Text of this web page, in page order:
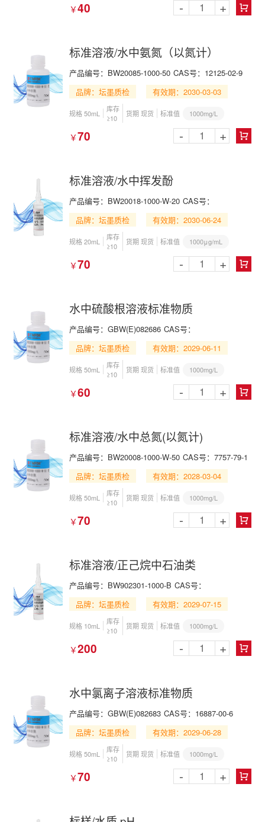
￥40 
- +
标准溶液/水中氨氮（以氮计）
产品编号：BW20085-1000-50 CAS号：12125-02-9
品牌：坛墨质检
有效期：2030-03-03
规格 50mL
库存
≥10
货期 现货 标准值 1000mg/L
￥70 
- +
标准溶液/水中挥发酚
产品编号：BW20018-1000-W-20 CAS号：
品牌：坛墨质检
有效期：2030-06-24
规格 20mL
库存
≥10
货期 现货 标准值 1000μg/mL
￥70 
- +
水中硫酸根溶液标准物质
产品编号：GBW(E)082686 CAS号：
品牌：坛墨质检
有效期：2029-06-11
规格 50mL
库存
≥10
货期 现货 标准值 1000mg/L
￥60 
- +
标准溶液/水中总氮(以氮计)
产品编号：BW20008-1000-W-50 CAS号：7757-79-1
品牌：坛墨质检
有效期：2028-03-04
规格 50mL
库存
≥10
货期 现货 标准值 1000mg/L
￥70 
- +
标准溶液/正己烷中石油类
产品编号：BW902301-1000-B CAS号：
品牌：坛墨质检
有效期：2029-07-15
规格 10mL
库存
≥10
货期 现货 标准值 1000mg/L
￥200 
- +
水中氯离子溶液标准物质
产品编号：GBW(E)082683 CAS号：16887-00-6
品牌：坛墨质检
有效期：2029-06-28
规格 50mL
库存
≥10
货期 现货 标准值 1000mg/L
￥70 
- +